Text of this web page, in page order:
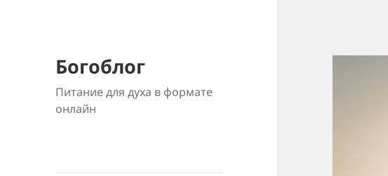
Богоблог
Питание для духа в формате
онлайн